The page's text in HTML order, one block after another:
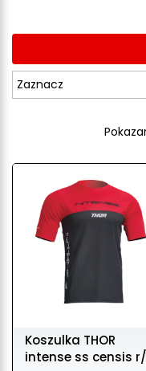
Zaznacz
Koszulka THOR
intense ss censis